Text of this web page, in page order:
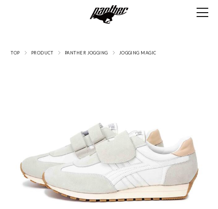
TOP PRODUCT PANTHER JOGGING JOGGING MAGIC